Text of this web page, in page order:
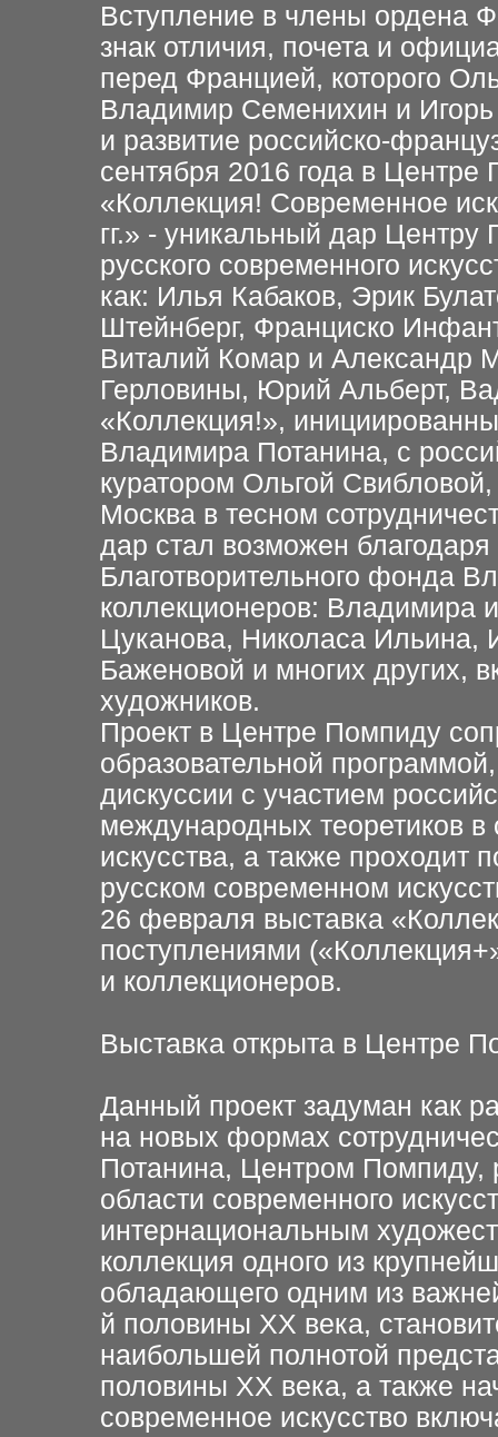
Вступление в члены ордена
знак отличия, почета и
перед Францией, которого
Владимир Семенихин и Игорь
и развитие российско-
сентября 2016 года в
«Коллекция! Современное
гг.» - уникальный дар
русского современного
как: Илья Кабаков, Эрик
Штейнберг, Франциско
Виталий Комар и Александр
Герловины, Юрий Альберт,
«Коллекция!»,
Владимира Потанина, с
куратором Ольгой
Москва в тесном
дар стал возможен
Благотворительного фонда
коллекционеров: Владимира
Цуканова, Николаса
Баженовой и многих других,
художников.
Проект в Центре Помпиду
образовательной
дискуссии с участием
международных теоретиков в
искусства, а также проходит
русском современном
26 февраля выставка
поступлениями
и коллекционеров.
Выставка открыта в Центре
Данный проект задуман как
на новых формах
Потанина, Центром Помпиду,
области современного
интернациональным
коллекция одного из
обладающего одним из
й половины ХХ века,
наибольшей полнотой
половины ХХ века, а также
современное искусство